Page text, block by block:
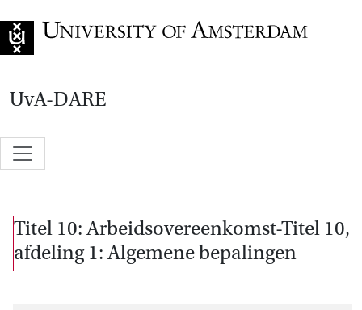
UvA-DARE
Titel 10: Arbeidsovereenkomst-Titel 10,
afdeling 1: Algemene bepalingen